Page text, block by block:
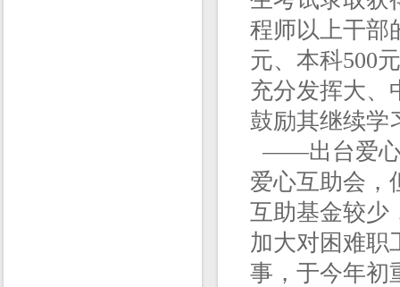
程师以上干部
元、本科500
充分发挥大、
鼓励其继续学
——出台爱心
爱心互助会，
互助基金较少
加大对困难职
事，于今年初